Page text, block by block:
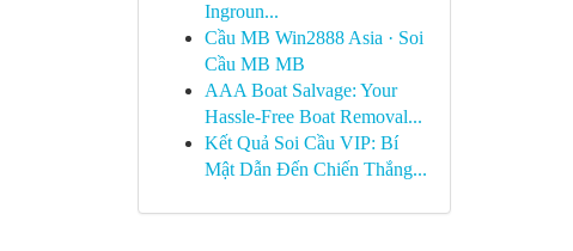
Ingroun...
Cầu MB Win2888 Asia · Soi
Cầu MB MB
AAA Boat Salvage: Your
Hassle-Free Boat Removal...
Kết Quả Soi Cầu VIP: Bí
Mật Dẫn Đến Chiến Thắng...